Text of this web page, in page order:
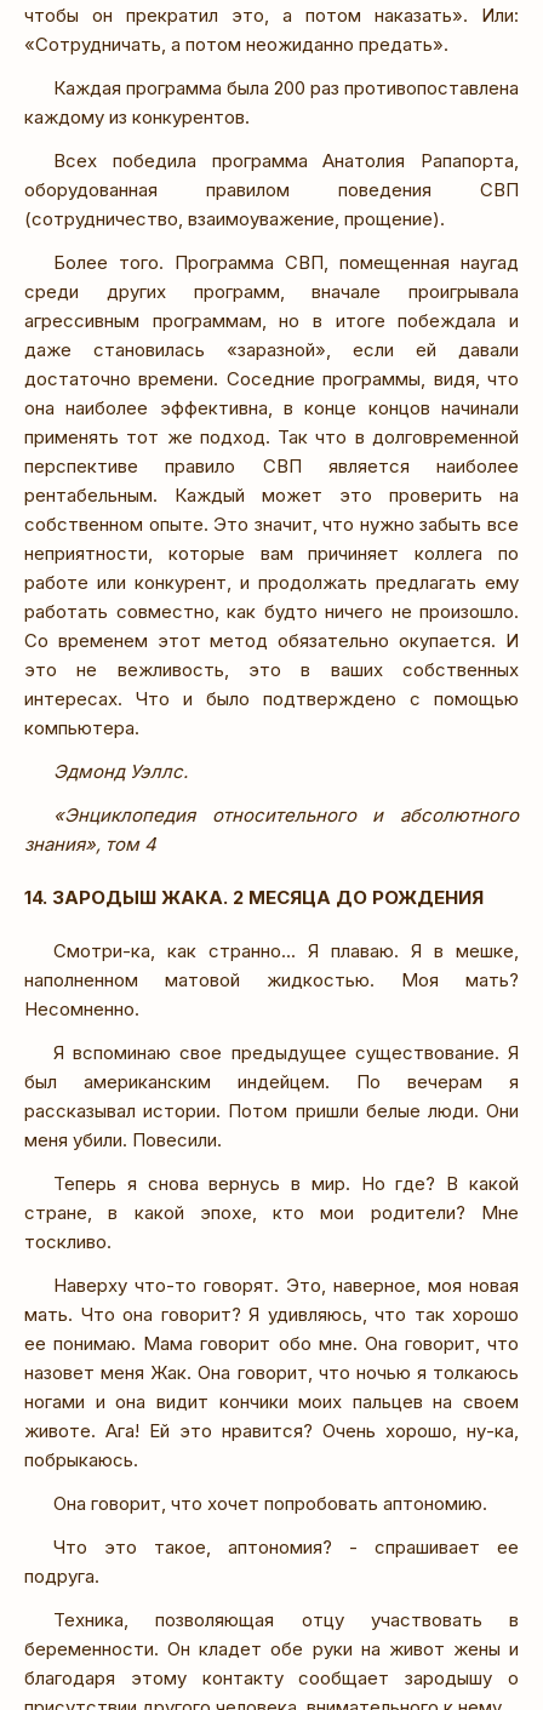
чтобы он прекратил это, а потом наказать». Или:
«Сотрудничать, а потом неожиданно предать».
Каждая программа была 200 раз противопоставлена
каждому из конкурентов.
Всех победила программа Анатолия Рапапорта,
оборудованная правилом поведения СВП
(сотрудничество, взаимоуважение, прощение).
Более того. Программа СВП, помещенная наугад
среди других программ, вначале проигрывала
агрессивным программам, но в итоге побеждала и
даже становилась «заразной», если ей давали
достаточно времени. Соседние программы, видя, что
она наиболее эффективна, в конце концов начинали
применять тот же подход. Так что в долговременной
перспективе правило СВП является наиболее
рентабельным. Каждый может это проверить на
собственном опыте. Это значит, что нужно забыть все
неприятности, которые вам причиняет коллега по
работе или конкурент, и продолжать предлагать ему
работать совместно, как будто ничего не произошло.
Со временем этот метод обязательно окупается. И
это не вежливость, это в ваших собственных
интересах. Что и было подтверждено с помощью
компьютера.
Эдмонд Уэллс.
«Энциклопедия относительного и абсолютного
знания», том 4
14. ЗАРОДЫШ ЖАКА. 2 МЕСЯЦА ДО РОЖДЕНИЯ
Смотри-ка, как странно... Я плаваю. Я в мешке,
наполненном матовой жидкостью. Моя мать?
Несомненно.
Я вспоминаю свое предыдущее существование. Я
был американским индейцем. По вечерам я
рассказывал истории. Потом пришли белые люди. Они
меня убили. Повесили.
Теперь я снова вернусь в мир. Но где? В какой
стране, в какой эпохе, кто мои родители? Мне
тоскливо.
Наверху что-то говорят. Это, наверное, моя новая
мать. Что она говорит? Я удивляюсь, что так хорошо
ее понимаю. Мама говорит обо мне. Она говорит, что
назовет меня Жак. Она говорит, что ночью я толкаюсь
ногами и она видит кончики моих пальцев на своем
животе. Ага! Ей это нравится? Очень хорошо, ну-ка,
побрыкаюсь.
Она говорит, что хочет попробовать аптономию.
Что это такое, аптономия? - спрашивает ее
подруга.
Техника, позволяющая отцу участвовать в
беременности. Он кладет обе руки на живот жены и
благодаря этому контакту сообщает зародышу о